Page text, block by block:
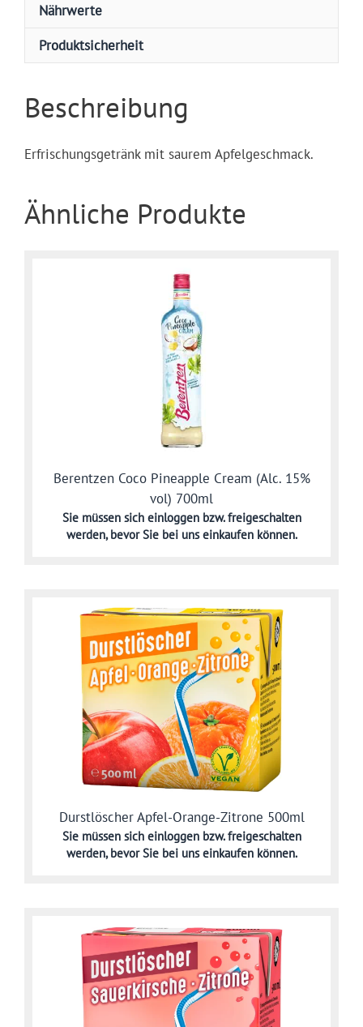
Nährwerte
Produktsicherheit
Beschreibung
Erfrischungsgetränk mit saurem Apfelgeschmack.
Ähnliche Produkte
Berentzen Coco Pineapple Cream (Alc. 15%
vol) 700ml
Sie müssen sich einloggen bzw. freigeschalten
werden,bevor Sie bei uns einkaufen können.
Durstlöscher Apfel-Orange-Zitrone 500ml
Sie müssen sich einloggen bzw. freigeschalten
werden,bevor Sie bei uns einkaufen können.